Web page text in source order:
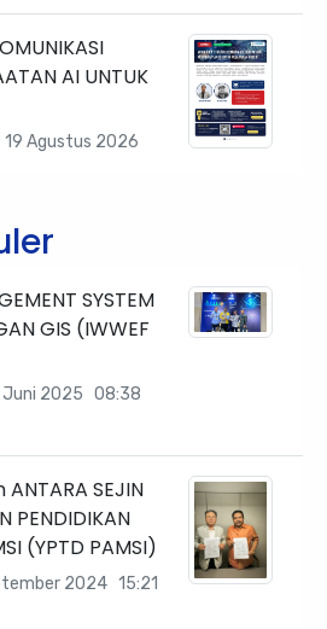
AI UNTUK
19 Agustus 2026
SYSTEM
GIS (IWWEF
Juni 2025 08:38
SEJIN
PENDIDIKAN
(YPTD PAMSI)
2024 15:21